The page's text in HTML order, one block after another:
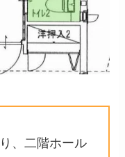
、二階ホール